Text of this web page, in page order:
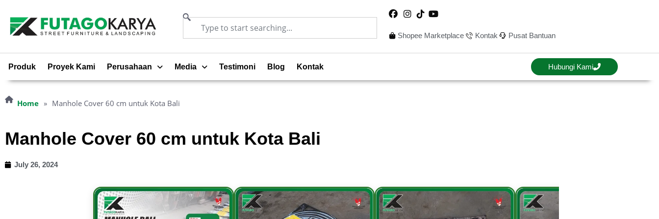
Shopee Marketplace Kontak Pusat Bantuan
Produk Proyek Kami Perusahaan Media Testimoni Blog Kontak Hubungi Kami
Home » Manhole Cover 60 cm untuk Kota Bali
Manhole Cover 60 cm untuk Kota Bali
July 26, 2024